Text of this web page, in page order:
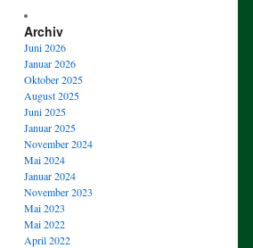
Archiv
Juni 2026
Januar 2026
Oktober 2025
August 2025
Juni 2025
Januar 2025
November 2024
Mai 2024
Januar 2024
November 2023
Mai 2023
Mai 2022
April 2022